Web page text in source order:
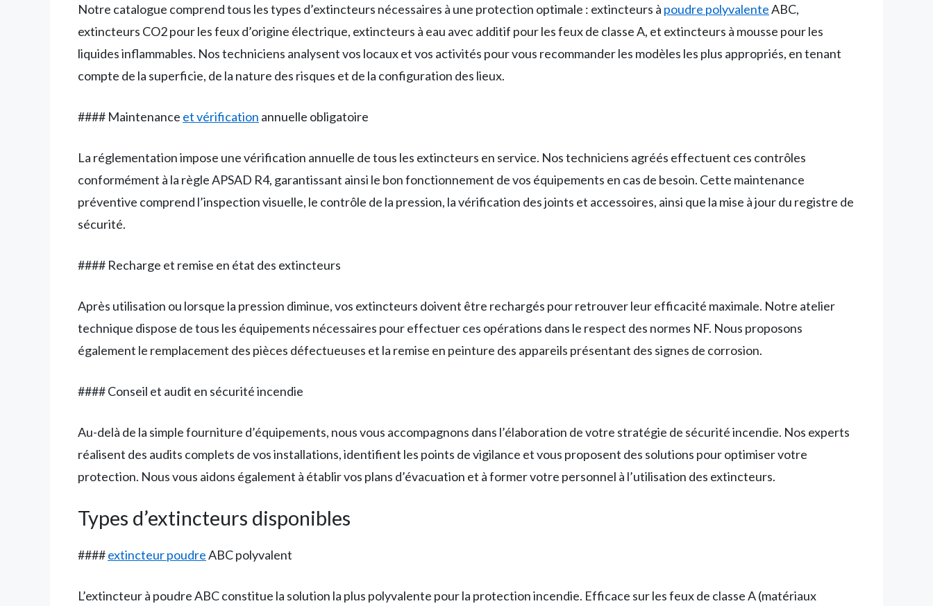
Notre catalogue comprend tous les types d’extincteurs nécessaires à une protection optimale : extincteurs à poudre polyvalenteABC,
extincteurs CO2 pour les feux d’origine électrique, extincteurs à eau avec additif pour les feux de classe A, et extincteurs à mousse pour les
liquides inflammables. Nos techniciens analysent vos locaux et vos activités pour vous recommander les modèles les plus appropriés, en tenant
compte de la superficie, de la nature des risques et de la configuration des lieux.
#### Maintenance et vérification annuelle obligatoire
La réglementation impose une vérification annuelle de tous les extincteurs en service. Nos techniciens agréés effectuent ces contrôles
conformément à la règle APSAD R4, garantissant ainsi le bon fonctionnement de vos équipements en cas de besoin. Cette maintenance
préventive comprend l’inspection visuelle, le contrôle de la pression, la vérification des joints et accessoires, ainsi que la mise à jour du registre de
sécurité.
#### Recharge et remise en état des extincteurs
Après utilisation ou lorsque la pression diminue, vos extincteurs doivent être rechargés pour retrouver leur efficacité maximale. Notre atelier
technique dispose de tous les équipements nécessaires pour effectuer ces opérations dans le respect des normes NF. Nous proposons
également le remplacement des pièces défectueuses et la remise en peinture des appareils présentant des signes de corrosion.
#### Conseil et audit en sécurité incendie
Au-delà de la simple fourniture d’équipements, nous vous accompagnons dans l’élaboration de votre stratégie de sécurité incendie. Nos experts
réalisent des audits complets de vos installations, identifient les points de vigilance et vous proposent des solutions pour optimiser votre
protection. Nous vous aidons également à établir vos plans d’évacuation et à former votre personnel à l’utilisation des extincteurs.
Types d’extincteurs disponibles
####extincteur poudreABC polyvalent
L’extincteur à poudre ABC constitue la solution la plus polyvalente pour la protection incendie. Efficace sur les feux de classe A (matériaux